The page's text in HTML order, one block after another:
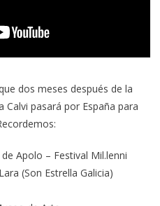
dos meses después de la
Calvi pasará por España para
Apolo – Festival Mil.lenni
(Son Estrella Galicia)